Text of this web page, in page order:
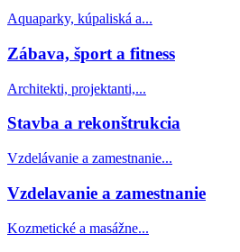
Aquaparky, kúpaliská a...
Zábava, šport a fitness
Architekti, projektanti,...
Stavba a rekonštrukcia
Vzdelávanie a zamestnanie...
Vzdelavanie a zamestnanie
Kozmetické a masážne...